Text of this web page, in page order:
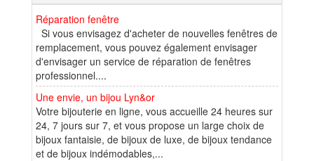
Réparation fenêtre
Si vous envisagez d'acheter de nouvelles fenêtres de
remplacement, vous pouvez également envisager
d'envisager un service de réparation de fenêtres
professionnel....
Une envie, un bijou Lyn&or
Votre bijouterie en ligne, vous accueille 24 heures sur
24, 7 jours sur 7, et vous propose un large choix de
bijoux fantaisie, de bijoux de luxe, de bijoux tendance
et de bijoux indémodables,...